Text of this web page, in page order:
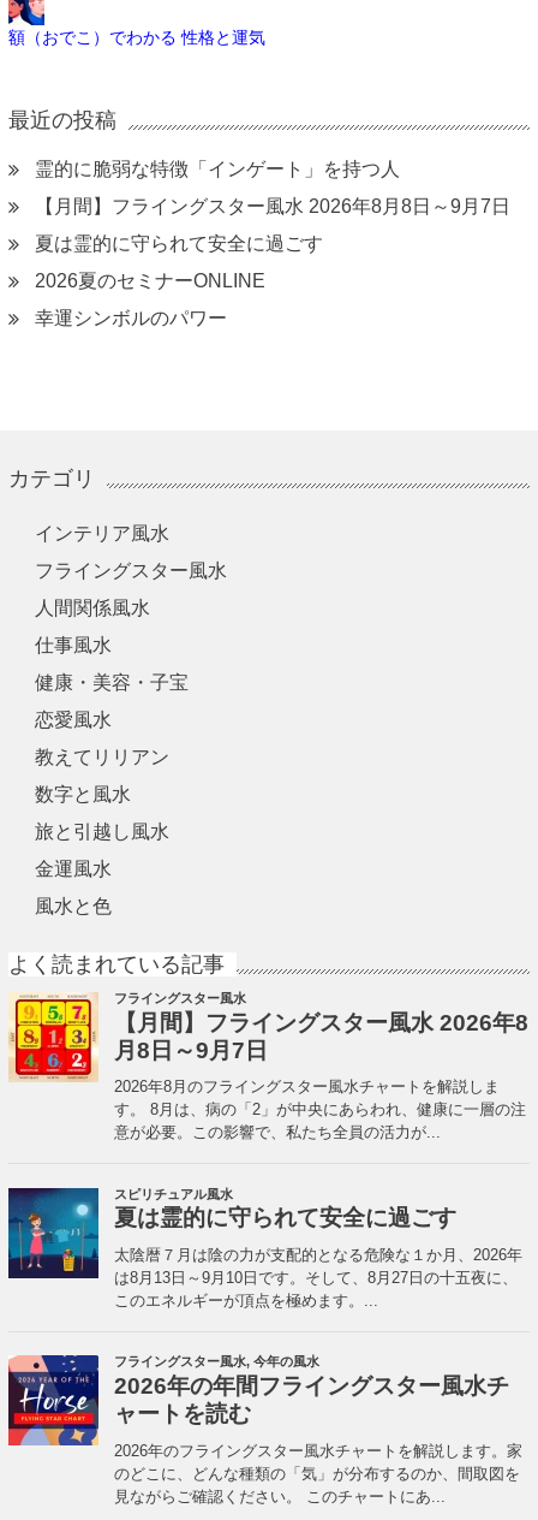
額（おでこ）でわかる 性格と運気
最近の投稿
霊的に脆弱な特徴「インゲート」を持つ人
【月間】フライングスター風水 2026年8月8日～9月7日
夏は霊的に守られて安全に過ごす
2026夏のセミナーONLINE
幸運シンボルのパワー
カテゴリ
インテリア風水
フライングスター風水
人間関係風水
仕事風水
健康・美容・子宝
恋愛風水
教えてリリアン
数字と風水
旅と引越し風水
金運風水
風水と色
よく読まれている記事